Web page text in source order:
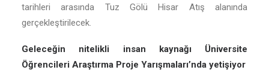
tarihleri arasında Tuz Gölü Hisar Atış alanında
gerçekleştirilecek.
Geleceğin nitelikli insan kaynağı Üniversite
Öğrencileri Araştırma Proje Yarışmaları’nda yetişiyor